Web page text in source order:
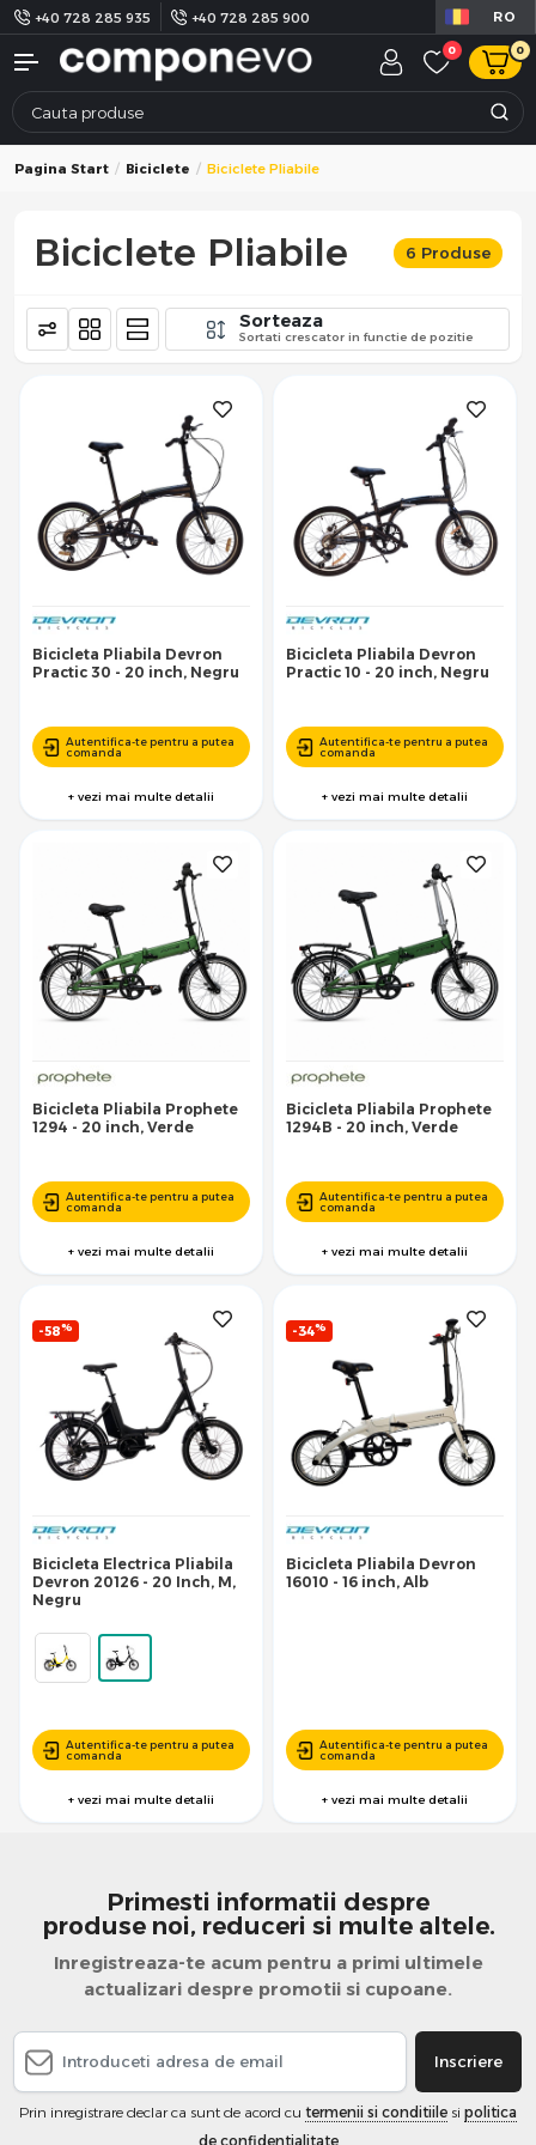
+40 728 285 935 +40 728 285 900 RO
0 0
Pagina Start Biciclete Biciclete Pliabile
Biciclete Pliabile 6 Produse
Sorteaza
Sortati crescator in functie de pozitie
Bicicleta Pliabila Devron
Practic 30 - 20 inch, Negru
Autentifica-te pentru a putea
comanda
+ vezi mai multe detalii
Bicicleta Pliabila Devron
Practic 10 - 20 inch, Negru
Autentifica-te pentru a putea
comanda
+ vezi mai multe detalii
Bicicleta Pliabila Prophete
1294 - 20 inch, Verde
Autentifica-te pentru a putea
comanda
+ vezi mai multe detalii
Bicicleta Pliabila Prophete
1294B - 20 inch, Verde
Autentifica-te pentru a putea
comanda
+ vezi mai multe detalii
-58%
Bicicleta Electrica Pliabila
Devron 20126 - 20 Inch, M,
Negru
Autentifica-te pentru a putea
comanda
+ vezi mai multe detalii
-34%
Bicicleta Pliabila Devron
16010 - 16 inch, Alb
Autentifica-te pentru a putea
comanda
+ vezi mai multe detalii
Primesti informatii despre
produse noi, reduceri si multe altele.
Inregistreaza-te acum pentru a primi ultimele
actualizari despre promotii si cupoane.
Inscriere
Prin inregistrare declar ca sunt de acord cu termenii si conditiile si politica
de confidentialitate